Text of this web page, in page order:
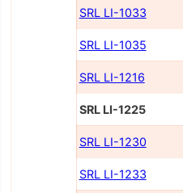
SRL LI-1033
SRL LI-1035
SRL LI-1216
SRL LI-1225
SRL LI-1230
SRL LI-1233